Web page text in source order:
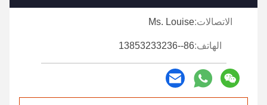
الاتصالات:Ms. Louise
الهاتف:86--13853233236